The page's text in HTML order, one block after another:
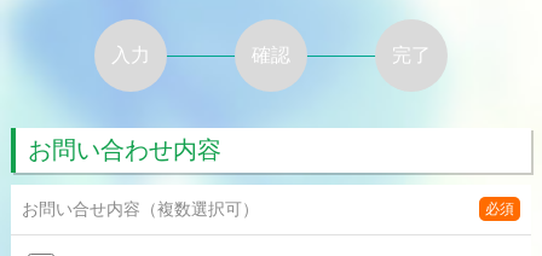
入力 確認 完了
お問い合わせ内容
必須
お問い合せ内容 （複数選択可）